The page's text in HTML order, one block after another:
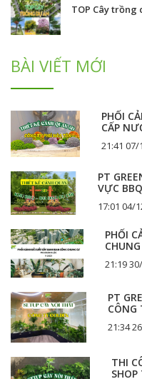
TOP Cây trồng
BÀI VIẾT MỚI
PHỐI
CẤP
21:41 07/
PT
VỰC
17:01 04/
PHỐI
21:19
PT
CÔNG
21:34
THI
SHOP